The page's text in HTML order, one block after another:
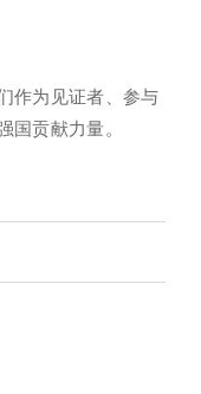
作为见证者、参与
国贡献力量。